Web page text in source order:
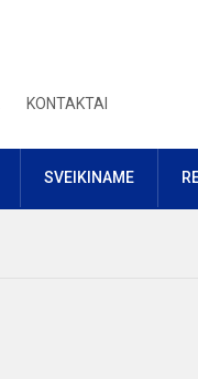
KONTAKTAI
SVEIKINAME